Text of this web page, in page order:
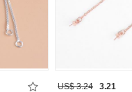
US$ 3.24 3.21